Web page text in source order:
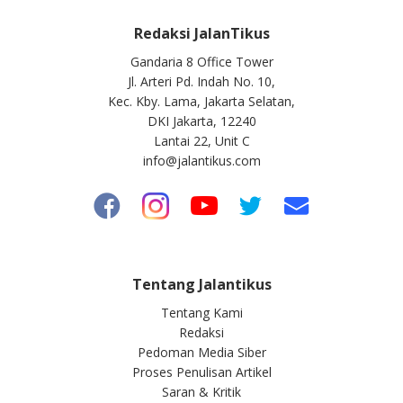
Redaksi JalanTikus
Gandaria 8 Office Tower
Jl. Arteri Pd. Indah No. 10,
Kec. Kby. Lama, Jakarta Selatan,
DKI Jakarta, 12240
Lantai 22, Unit C
info@jalantikus.com
Tentang Jalantikus
Tentang Kami
Redaksi
Pedoman Media Siber
Proses Penulisan Artikel
Saran & Kritik